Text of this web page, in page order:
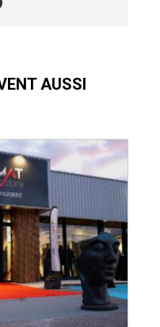
AUSSI